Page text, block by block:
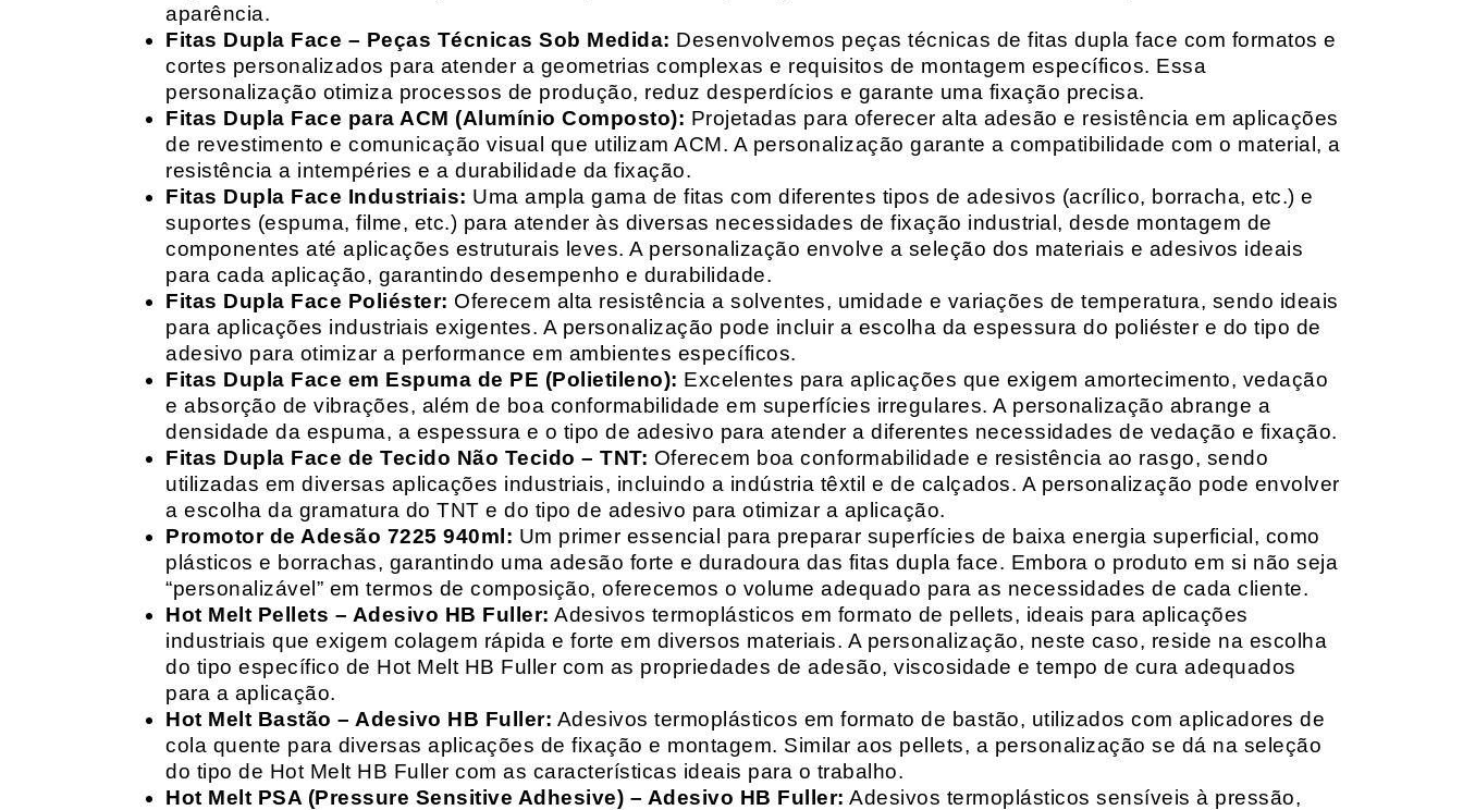
aparência.
Fitas Dupla Face – Peças Técnicas Sob Medida: Desenvolvemos peças técnicas de fitas dupla face com formatos e
cortes personalizados para atender a geometrias complexas e requisitos de montagem específicos. Essa
personalização otimiza processos de produção, reduz desperdícios e garante uma fixação precisa.
Fitas Dupla Face para ACM (Alumínio Composto): Projetadas para oferecer alta adesão e resistência em aplicações
de revestimento e comunicação visual que utilizam ACM. A personalização garante a compatibilidade com o material, a
resistência a intempéries e a durabilidade da fixação.
Fitas Dupla Face Industriais: Uma ampla gama de fitas com diferentes tipos de adesivos (acrílico, borracha, etc.) e
suportes (espuma, filme, etc.) para atender às diversas necessidades de fixação industrial, desde montagem de
componentes até aplicações estruturais leves. A personalização envolve a seleção dos materiais e adesivos ideais
para cada aplicação, garantindo desempenho e durabilidade.
Fitas Dupla Face Poliéster: Oferecem alta resistência a solventes, umidade e variações de temperatura, sendo ideais
para aplicações industriais exigentes. A personalização pode incluir a escolha da espessura do poliéster e do tipo de
adesivo para otimizar a performance em ambientes específicos.
Fitas Dupla Face em Espuma de PE (Polietileno): Excelentes para aplicações que exigem amortecimento, vedação
e absorção de vibrações, além de boa conformabilidade em superfícies irregulares. A personalização abrange a
densidade da espuma, a espessura e o tipo de adesivo para atender a diferentes necessidades de vedação e fixação.
Fitas Dupla Face de Tecido Não Tecido – TNT: Oferecem boa conformabilidade e resistência ao rasgo, sendo
utilizadas em diversas aplicações industriais, incluindo a indústria têxtil e de calçados. A personalização pode envolver
a escolha da gramatura do TNT e do tipo de adesivo para otimizar a aplicação.
Promotor de Adesão 7225 940ml: Um primer essencial para preparar superfícies de baixa energia superficial, como
plásticos e borrachas, garantindo uma adesão forte e duradoura das fitas dupla face. Embora o produto em si não seja
“personalizável” em termos de composição, oferecemos o volume adequado para as necessidades de cada cliente.
Hot Melt Pellets – Adesivo HB Fuller: Adesivos termoplásticos em formato de pellets, ideais para aplicações
industriais que exigem colagem rápida e forte em diversos materiais. A personalização, neste caso, reside na escolha
do tipo específico de Hot Melt HB Fuller com as propriedades de adesão, viscosidade e tempo de cura adequados
para a aplicação.
Hot Melt Bastão – Adesivo HB Fuller: Adesivos termoplásticos em formato de bastão, utilizados com aplicadores de
cola quente para diversas aplicações de fixação e montagem. Similar aos pellets, a personalização se dá na seleção
do tipo de Hot Melt HB Fuller com as características ideais para o trabalho.
Hot Melt PSA (Pressure Sensitive Adhesive) – Adesivo HB Fuller: Adesivos termoplásticos sensíveis à pressão,